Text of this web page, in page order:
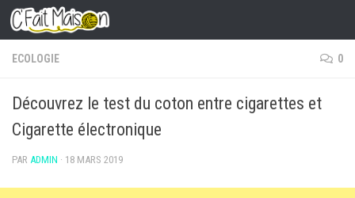
Skip to content
ECOLOGIE 0
Découvrez le test du coton entre cigarettes et
Cigarette électronique
PAR ADMIN · 18 MARS 2019